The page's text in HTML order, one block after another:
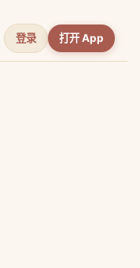
登录 打开 App